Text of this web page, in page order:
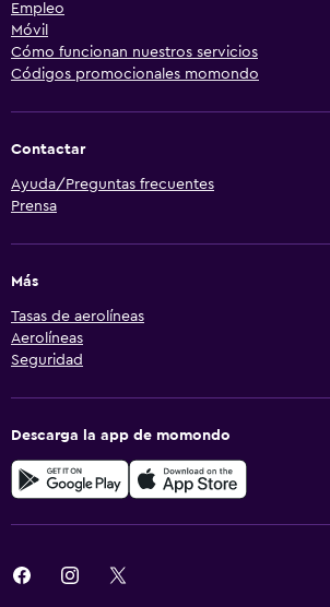
Empleo
Móvil
Cómo funcionan nuestros servicios
Códigos promocionales momondo
Contactar
Ayuda/Preguntas frecuentes
Prensa
Más
Tasas de aerolíneas
Aerolíneas
Seguridad
Descarga la app de momondo